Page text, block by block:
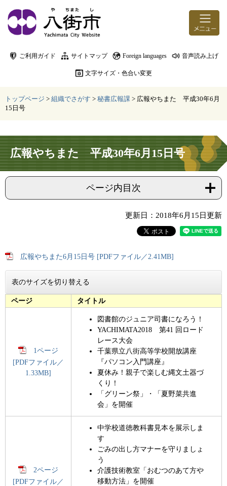
ご利用ガイド サイトマップ Foreign languages 音声読み上げ
文字サイズ・色合い変更
トップページ > 組織でさがす > 秘書広報課 > 広報やちまた 平成30年6月
15日号
本文
広報やちまた 平成30年6月15日号
ページ内目次
更新日：2018年6月15日更新
広報やちまた6月15日号 [PDFファイル／2.41MB]
表のサイズを切り替える
ページ タイトル
1ページ
[PDFファイル／
1.33MB]
図書館のジュニア司書になろう！
YACHIMATA2018 第41 回ロード
レース大会
千葉県立八街高等学校開放講座
『パソコン入門講座』
夏休み！親子で楽しむ縄文土器づ
くり！
「グリーン祭」・「夏野菜共進
会」を開催
2ページ
[PDFファイル／
中学校道徳教科書見本を展示しま
す
ごみの出し方マナーを守りましょ
う
介護技術教室「おむつのあて方や
移動方法」を開催